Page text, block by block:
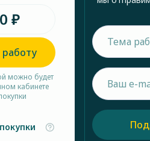
₽
работу
можно будет
кабинете